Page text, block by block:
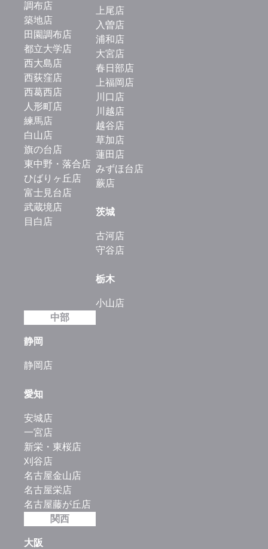
調布店
築地店
田園調布店
都立大学店
西大島店
西荻窪店
西葛西店
人形町店
練馬店
白山店
旗の台店
東中野・落合店
ひばりヶ丘店
富士見台店
武蔵境店
目白店
上尾店
入曽店
浦和店
大宮店
春日部店
上福岡店
川口店
川越店
越谷店
草加店
蓮田店
みずほ台店
蕨店
茨城
古河店
守谷店
栃木
小山店
中部
静岡
静岡店
愛知
安城店
一宮店
新栄・東桜店
刈谷店
名古屋金山店
名古屋栄店
名古屋藤が丘店
関西
大阪